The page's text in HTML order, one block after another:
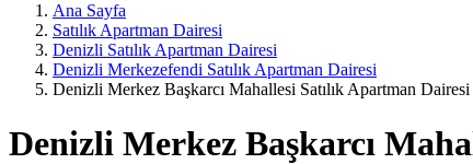
Ana Sayfa
Satılık Apartman Dairesi
Denizli Satılık Apartman Dairesi
Denizli Merkezefendi Satılık Apartman Dairesi
Denizli Merkez Başkarcı Mahallesi Satılık Apartman Dairesi
Denizli Merkez Başkarcı